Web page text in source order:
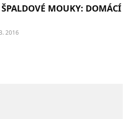
ŠPALDOVÉ MOUKY: DOMÁCÍ
2016